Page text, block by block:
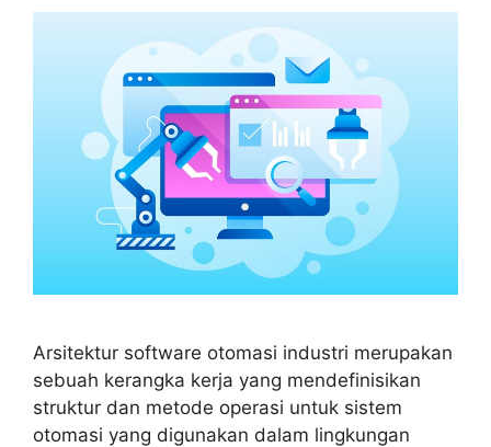
Arsitektur software otomasi industri merupakan
sebuah kerangka kerja yang mendefinisikan
struktur dan metode operasi untuk sistem
otomasi yang digunakan dalam lingkungan